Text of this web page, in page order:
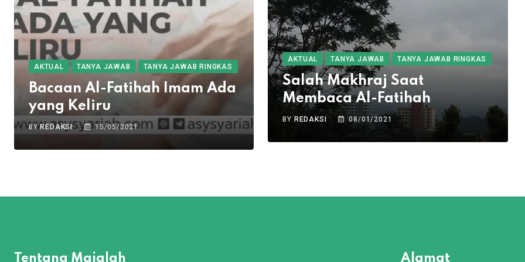
AKTUAL TANYA JAWAB TANYA JAWAB RINGKAS
Bacaan Al-Fatihah Imam Ada
yang Keliru
BYREDAKSI 15/05/2021
AKTUAL TANYA JAWAB TANYA JAWAB RINGKAS
Salah Makhraj Saat
Membaca Al-Fatihah
BY REDAKSI 08/01/2021
Tentang Majalah Alamat